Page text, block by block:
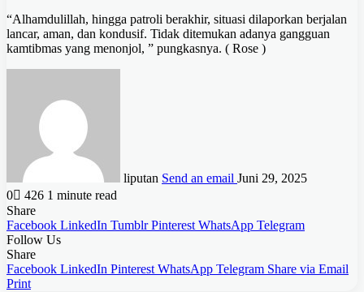
“Alhamdulillah, hingga patroli berakhir, situasi dilaporkan berjalan
lancar, aman, dan kondusif. Tidak ditemukan adanya gangguan
kamtibmas yang menonjol, ” pungkasnya. ( Rose )
liputan Send an email Juni 29, 2025
0
426 1 minute read
Share
Facebook LinkedIn Tumblr Pinterest WhatsApp Telegram
Follow Us
Share
Facebook LinkedIn Pinterest WhatsApp Telegram Share via Email
Print